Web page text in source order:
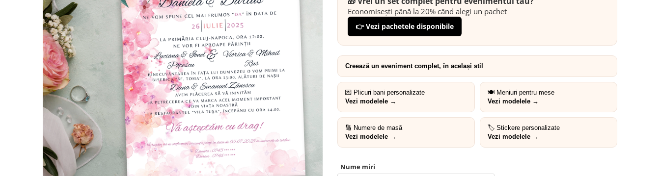
Economisești până la 20% când alegi un pachet
👉 Vezi pachetele disponibile
Creează un eveniment complet, în același stil
💌 Plicuri bani personalizate
Vezi modelele →
🍽️ Meniuri pentru mese
Vezi modelele →
🔢 Numere de masă
Vezi modelele →
🏷️ Stickere personalizate
Vezi modelele →
Nume miri